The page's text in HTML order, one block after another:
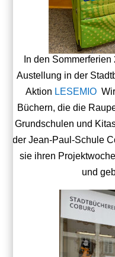
In den
Austellung in der
Aktion LESEMIO
Büchern, die die
Grundschulen und
der Jean-Paul-Schule
sie ihren
und